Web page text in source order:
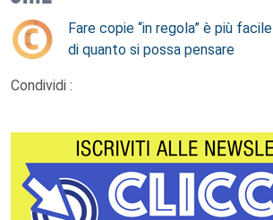
Fare copie “in regola” è più facile
di quanto si possa pensare
Condividi :